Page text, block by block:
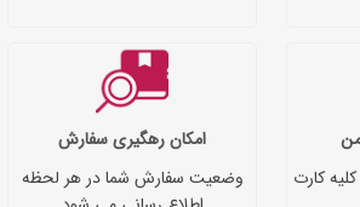
کارت
امکان رهگیری سفارش
وضعیت سفارش شما در هر لحظه